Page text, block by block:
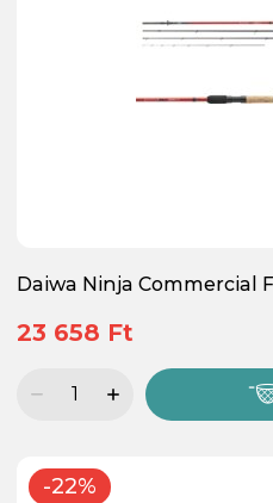
Daiwa Ninja Commercial
23 658 Ft
-22%